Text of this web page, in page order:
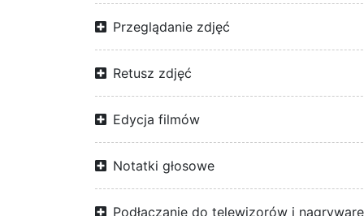
Przeglądanie zdjęć
Retusz zdjęć
Edycja filmów
Notatki głosowe
Podłączanie do telewizorów i